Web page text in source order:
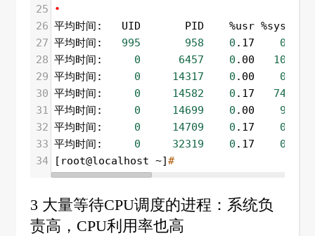
25
•
26 平均时间:   UID       PID    %usr %system
27 平均时间: 995 958 0 .17 0
28 平均时间: 0 6457 0 .00 10
29 平均时间: 0 14317 0 .00 0
30 平均时间: 0 14582 0 .17 74
31 平均时间: 0 14699 0 .00 9
32 平均时间: 0 14709 0 .17 0
33 平均时间: 0 32319 0 .17 0
34
[root@localhost ~]#
3 大量等待CPU调度的进程：系统负
责高，CPU利用率也高